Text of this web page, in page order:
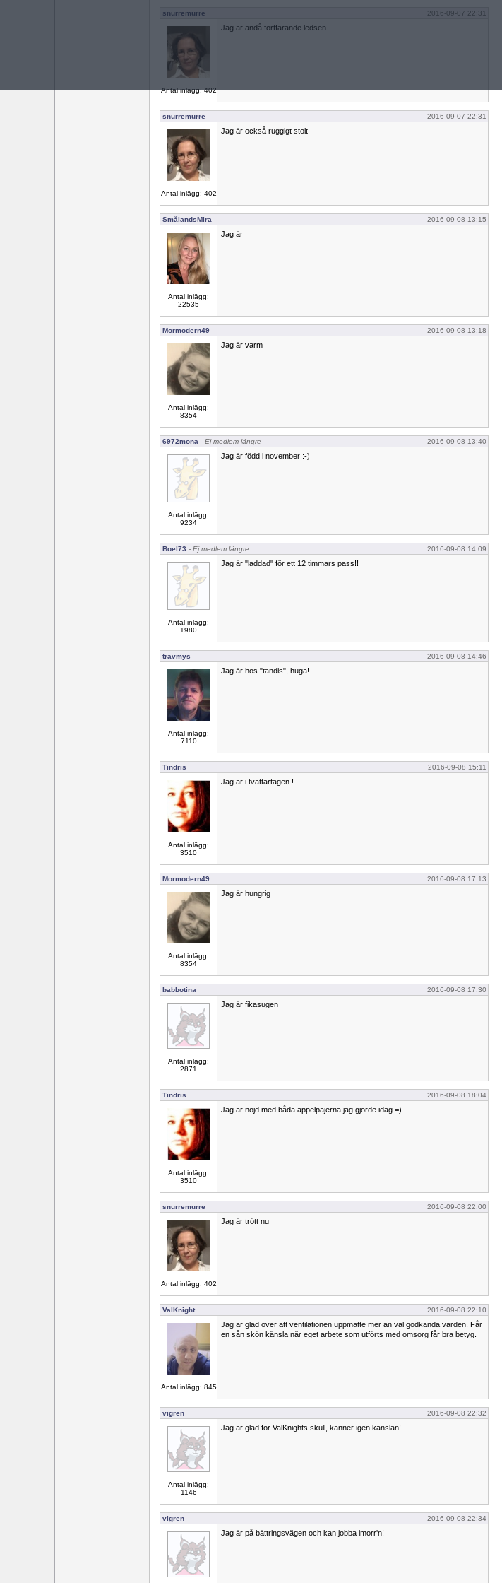
snurremurre 2016-09-07 22:31
Antal inlägg: 402
Jag är ändå fortfarande ledsen
snurremurre 2016-09-07 22:31
Antal inlägg: 402
Jag är också ruggigt stolt
SmålandsMira 2016-09-08 13:15
Antal inlägg:
22535
Jag är
Mormodern49 2016-09-08 13:18
Antal inlägg:
8354
Jag är varm
6972mona - Ej medlem längre 2016-09-08 13:40
Antal inlägg:
9234
Jag är född i november :-)
Boel73 - Ej medlem längre 2016-09-08 14:09
Antal inlägg:
1980
Jag är "laddad" för ett 12 timmars pass!!
travmys 2016-09-08 14:46
Antal inlägg:
7110
Jag är hos "tandis", huga!
Tindris 2016-09-08 15:11
Antal inlägg:
3510
Jag är i tvättartagen !
Mormodern49 2016-09-08 17:13
Antal inlägg:
8354
Jag är hungrig
babbotina 2016-09-08 17:30
Antal inlägg:
2871
Jag är fikasugen
Tindris 2016-09-08 18:04
Antal inlägg:
3510
Jag är nöjd med båda äppelpajerna jag gjorde idag =)
snurremurre 2016-09-08 22:00
Antal inlägg: 402
Jag är trött nu
ValKnight 2016-09-08 22:10
Antal inlägg: 845
Jag är glad över att ventilationen uppmätte mer än väl godkända värden. Får
en sån skön känsla när eget arbete som utförts med omsorg får bra betyg.
vigren 2016-09-08 22:32
Antal inlägg:
1146
Jag är glad för ValKnights skull, känner igen känslan!
vigren 2016-09-08 22:34
Jag är på bättringsvägen och kan jobba imorr'n!